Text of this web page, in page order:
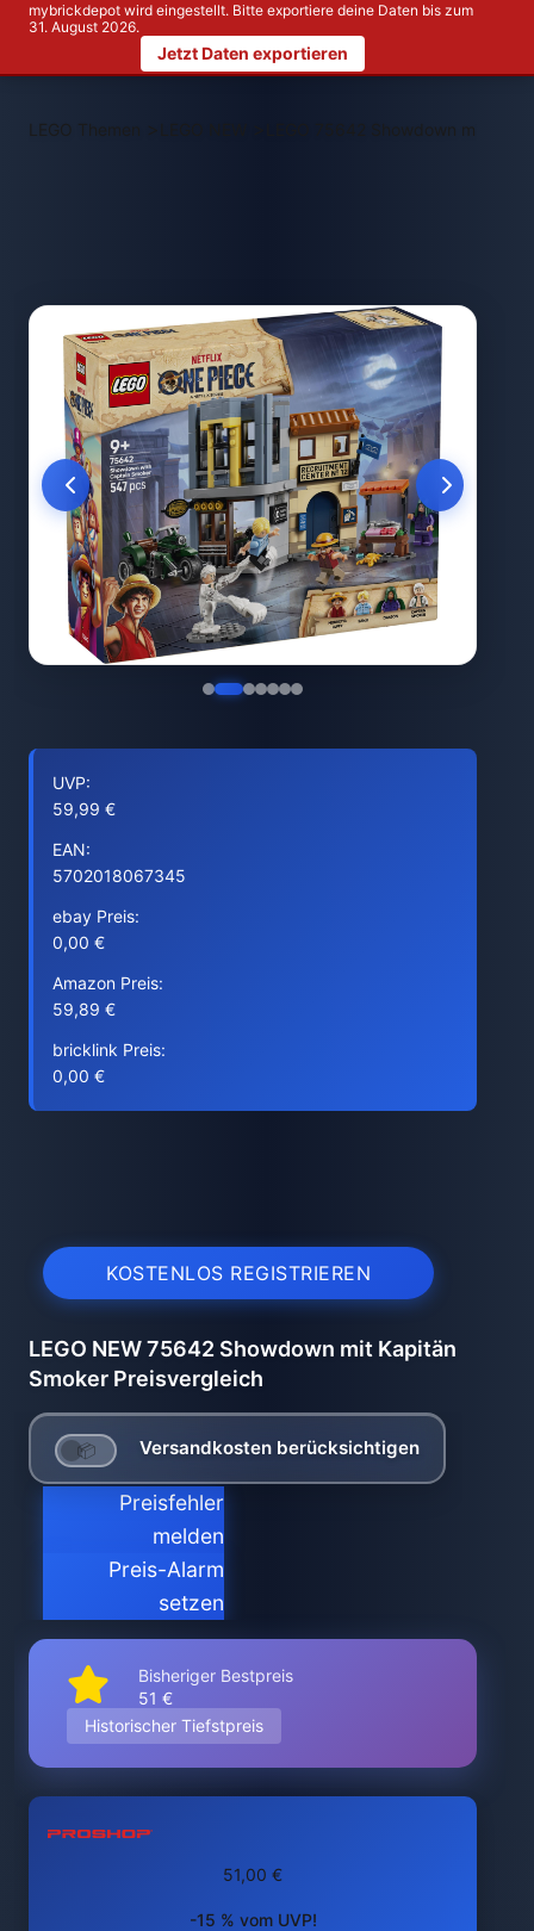
mybrickdepot wird eingestellt. Bitte exportiere deine Daten bis zum
31. August 2026.
Jetzt Daten exportieren
LEGO Themen > LEGO 75642 Showdown mit
UVP:
59,99 €
EAN:
5702018067345
ebay Preis:
0,00 €
Amazon Preis:
59,89 €
bricklink Preis:
0,00 €
KOSTENLOS REGISTRIEREN
LEGO NEW 75642 Showdown mit Kapitän
Smoker Preisvergleich
Versandkosten berücksichtigen
Preisfehler
melden
Preis-Alarm
setzen
Bisheriger Bestpreis
51 €
Historischer Tiefstpreis
51,00 €
-15 % vom UVP!